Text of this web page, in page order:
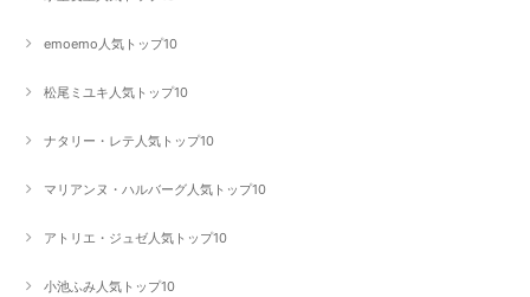
emoemo人気トップ10
松尾ミユキ人気トップ10
ナタリー・レテ人気トップ10
マリアンヌ・ハルバーグ人気トップ10
アトリエ・ジュゼ人気トップ10
小池ふみ人気トップ10